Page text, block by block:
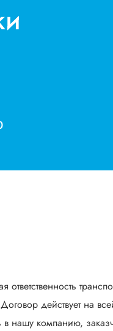
ответственность
действует на
нашу компанию,